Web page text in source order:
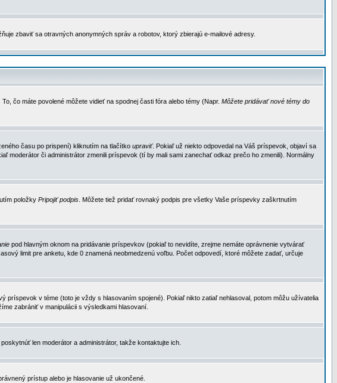
zbaviť sa otravných anonymných správ a robotov, ktorý zbierajú e-mailové adresy.
čo máte povolené môžete vidieť na spodnej časti fóra alebo témy (Napr. Môžete pridávať nové témy do
času po prispení) kliknutím na tlačítko upraviť. Pokiaľ už niekto odpovedal na Váš príspevok, objaví sa
moderátor či administrátor zmenili príspevok (tí by mali sami zanechať odkaz prečo ho zmenili). Normálny
položky Pripojiť podpis . Môžete tiež pridať rovnaký podpis pre všetky Vaše príspevky zaškrtnutím
pod hlavným oknom na pridávanie príspevkov (pokiaľ to nevidíte, zrejme nemáte oprávnenie vytvárať
limit pre anketu, kde 0 znamená neobmedzenú voľbu. Počet odpovedí, ktoré môžete zadať, určuje
v téme (toto je vždy s hlasovaním spojené). Pokiaľ nikto zatiaľ nehlasoval, potom môžu užívatelia
zabrániť v manipulácii s výsledkami hlasovaní.
len moderátor a administrátor, takže kontaktujte ich.
prístup alebo je hlasovanie už ukončené.